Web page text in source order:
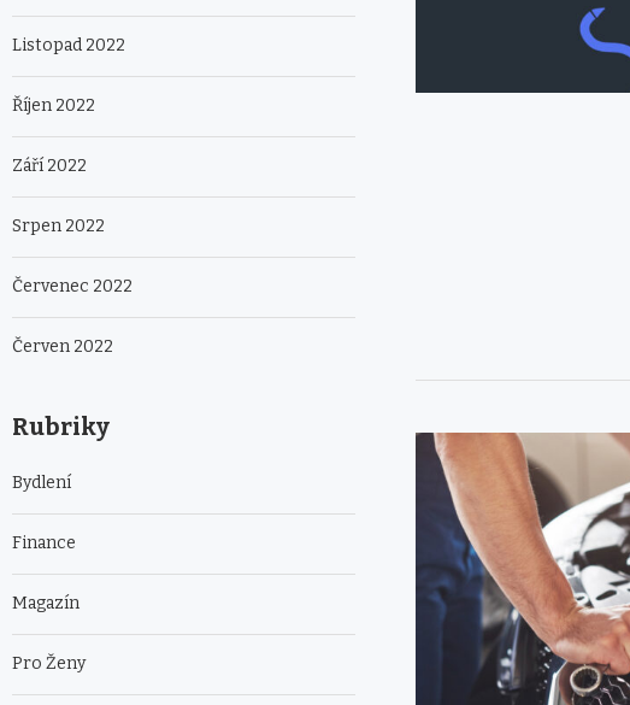
Listopad 2022
Říjen 2022
Září 2022
Srpen 2022
Červenec 2022
Červen 2022
Rubriky
Bydlení
Finance
Magazín
Pro Ženy